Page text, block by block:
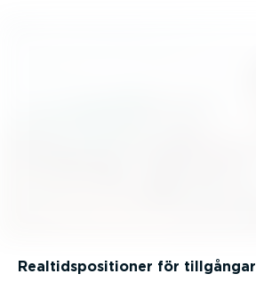
Realtids­po­si­tioner för tillgångar